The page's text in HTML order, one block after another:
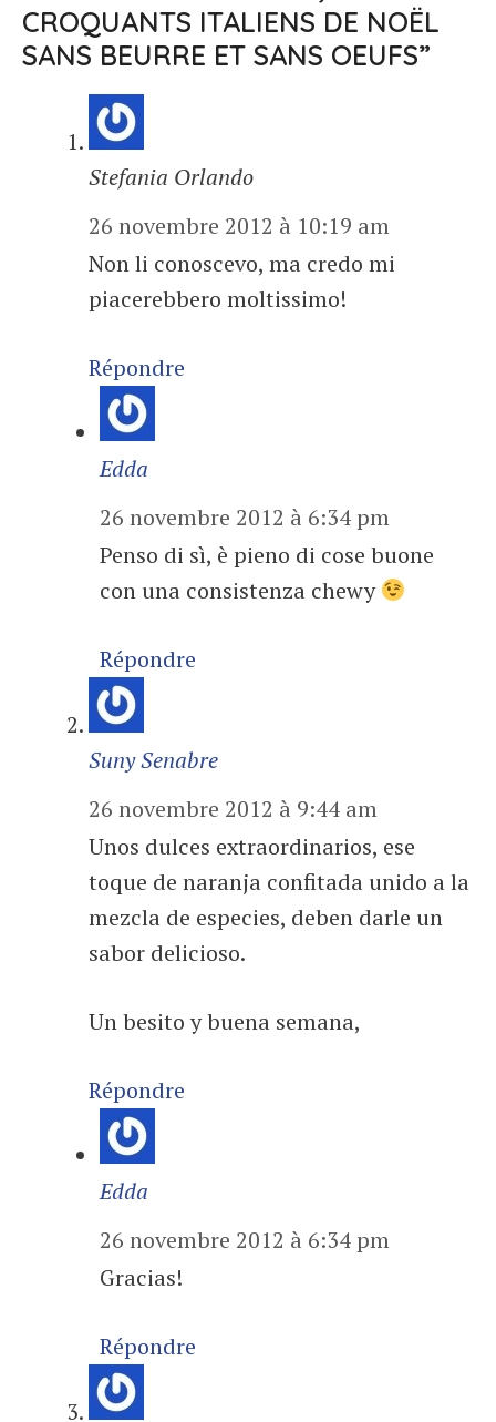
CROQUANTS ITALIENS DE NOËL
SANS BEURRE ET SANS OEUFS”
Stefania Orlando
26 novembre 2012 à 10:19 am
Non li conoscevo, ma credo mi
piacerebbero moltissimo!
Répondre
Edda
26 novembre 2012 à 6:34 pm
Penso di sì, è pieno di cose buone
con una consistenza chewy
Répondre
Suny Senabre
26 novembre 2012 à 9:44 am
Unos dulces extraordinarios, ese
toque de naranja confitada unido a la
mezcla de especies, deben darle un
sabor delicioso.
Un besito y buena semana,
Répondre
Edda
26 novembre 2012 à 6:34 pm
Gracias!
Répondre